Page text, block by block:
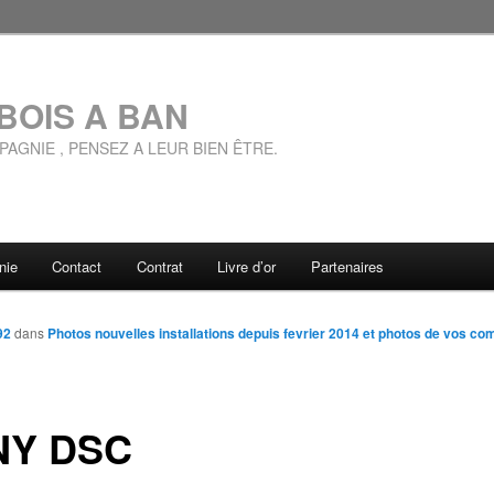
A BAN
, PENSEZ A LEUR BIEN ÊTRE.
Contact Contrat Livre d’or Partenaires
DSC
dans Photos nouvelles installations depuis fevrier 2014 et photos de vos